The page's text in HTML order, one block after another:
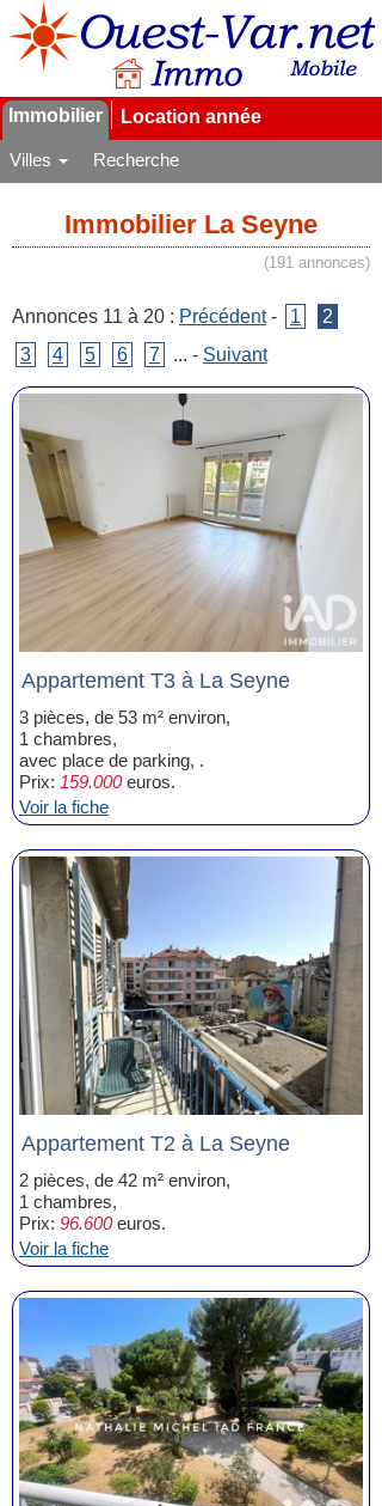
Immobilier Location année
Villes Recherche
Immobilier La Seyne
(191 annonces)
Annonces 11 à 20 : Précédent- 1
2
3
4 5 6 7 ... - Suivant
Appartement T3 à La Seyne
3 pièces, de 53 m² environ,
1 chambres,
avec place de parking, .
Prix: 159.000euros.
Voir la fiche
Appartement T2 à La Seyne
2 pièces, de 42 m² environ,
1 chambres,
Prix: 96.600euros.
Voir la fiche